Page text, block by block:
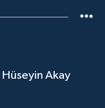
Hüseyin Akay